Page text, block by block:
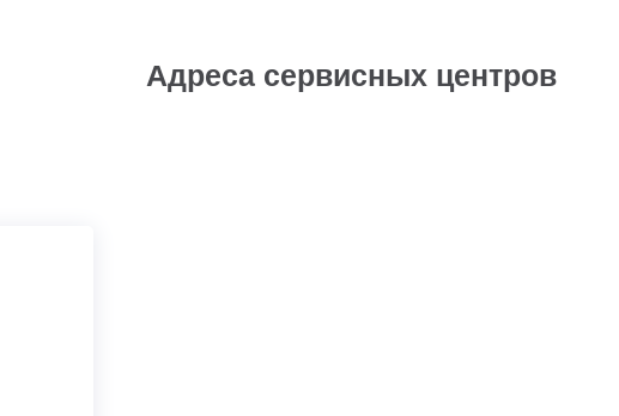
Адреса сервисных центров